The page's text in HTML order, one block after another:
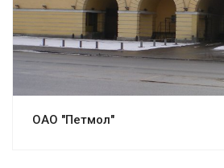
ОАО "Петмол"